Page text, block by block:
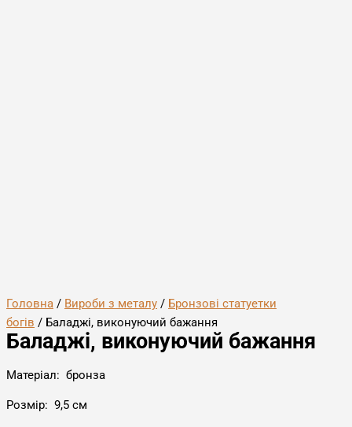
Головна / Вироби з металу / Бронзові статуетки
богів / Баладжі, виконуючий бажання
Баладжі, виконуючий бажання
Матеріал: бронза
Розмір: 9,5 см